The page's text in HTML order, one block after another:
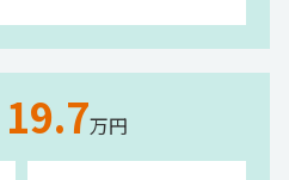
19.7万円